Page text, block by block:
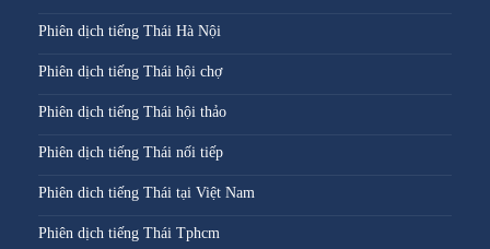
Phiên dịch tiếng Thái Hà Nội
Phiên dịch tiếng Thái hội chợ
Phiên dịch tiếng Thái hội thảo
Phiên dịch tiếng Thái nối tiếp
Phiên dich tiếng Thái tại Việt Nam
Phiên dịch tiếng Thái Tphcm